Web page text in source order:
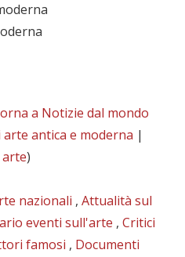
a Notizie dal mondo
antica e moderna |
)
nazionali , Attualità sul
eventi sull'arte , Critici
famosi , Documenti